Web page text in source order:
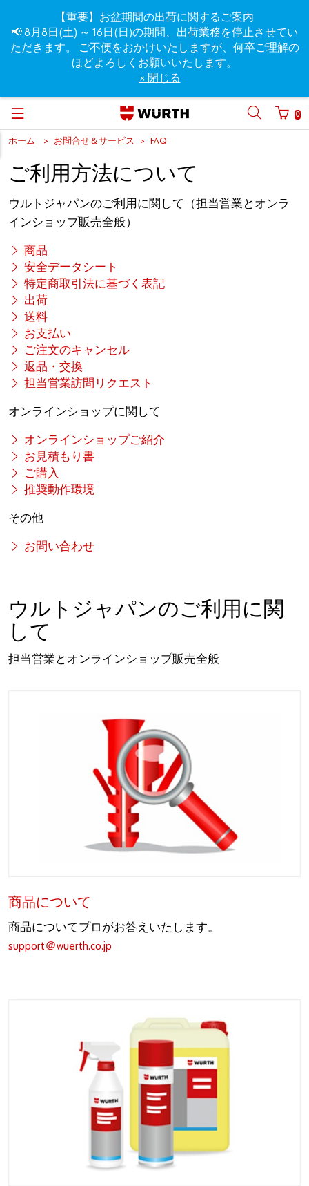
0
ホーム お問合せ＆サービス FAQ
ご利用方法について
ウルトジャパンのご利用に関して（担当営業とオンラ
インショップ販売全般）
商品
安全データシート
特定商取引法に基づく表記
出荷
送料
お支払い
ご注文のキャンセル
返品・交換
担当営業訪問リクエスト
オンラインショップに関して
オンラインショップご紹介
お見積もり書
ご購入
推奨動作環境
その他
お問い合わせ
ウルトジャパンのご利用に関
して
担当営業とオンラインショップ販売全般
商品について
商品についてプロがお答えいたします。
support＠wuerth.co.jp
【重要】お盆期間の出荷に関するご案内
📢 8月8日(土) ～ 16日(日)の期間、出荷業務を停止させてい
ただきます。 ご不便をおかけいたしますが、何卒ご理解の
ほどよろしくお願いいたします。
× 閉じる